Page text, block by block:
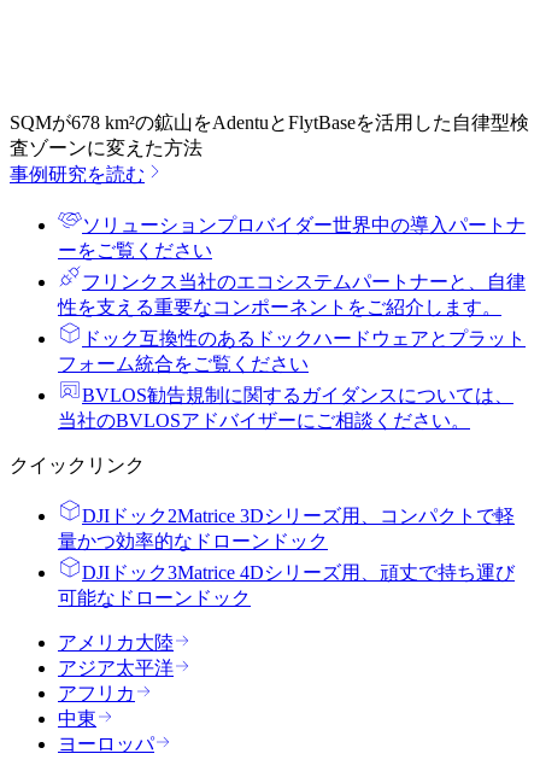
SQMが678 km²の鉱山をAdentuとFlytBaseを活用した自律型検
査ゾーンに変えた方法
事例研究を読む
ソリューションプロバイダー世界中の導入パートナ
ーをご覧ください
フリンクス当社のエコシステムパートナーと、自律
性を支える重要なコンポーネントをご紹介します。
ドック互換性のあるドックハードウェアとプラット
フォーム統合をご覧ください
BVLOS勧告規制に関するガイダンスについては、
当社のBVLOSアドバイザーにご相談ください。
クイックリンク
DJIドック2Matrice 3Dシリーズ用、コンパクトで軽
量かつ効率的なドローンドック
DJIドック3Matrice 4Dシリーズ用、頑丈で持ち運び
可能なドローンドック
アメリカ大陸
アジア太平洋
アフリカ
中東
ヨーロッパ